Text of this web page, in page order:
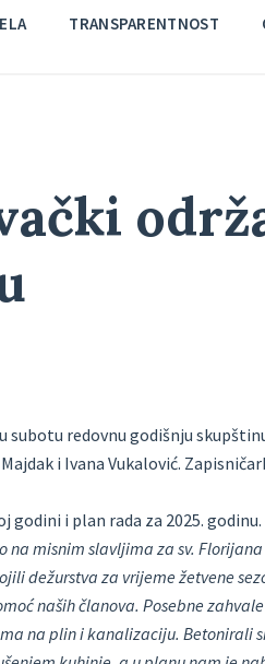
TRANSPARENTNOST
subotu redovnu godišnju
i Ivana Vukalović.
i plan rada za 2025. godinu.
misnim slavljima za sv. Florijana
dežurstva za vrijeme žetvene
naših članova. Posebne
na plin i kanalizaciju. Betonirali